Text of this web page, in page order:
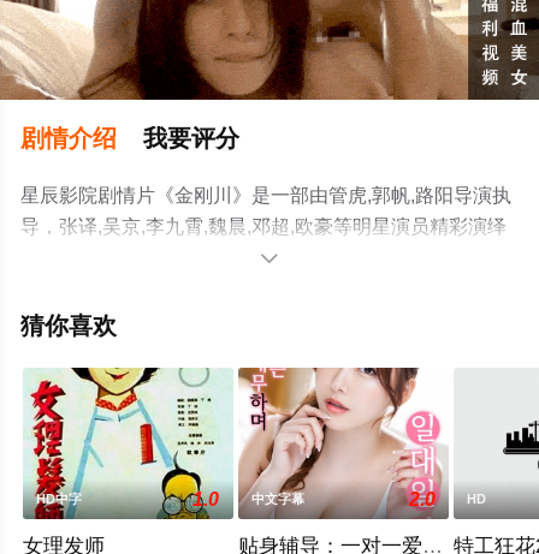
剧情介绍 我要评分
星辰影院剧情片《金刚川》是一部由管虎,郭帆,路阳导演执
导，张译,吴京,李九霄,魏晨,邓超,欧豪等明星演员精彩演绎
的内地电影，手机免费观看高清未删减完整版电影大全就
或剧情网等平台了解。

猜你喜欢
HD中字 1.0
女理发师
中文字幕 2.0
贴身辅导：一对一爱抚教学
HD
特工狂